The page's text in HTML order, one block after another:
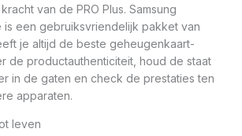
van de PRO Plus. Samsung
is een gebruiksvriendelijk pakket van
je altijd de beste geheugenkaart-
de productauthenticiteit, houd de staat
in de gaten en check de prestaties ten
apparaten.
leven